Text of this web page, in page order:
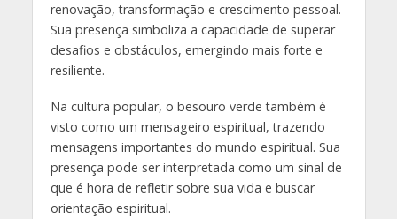
renovação, transformação e crescimento pessoal.
Sua presença simboliza a capacidade de superar
desafios e obstáculos, emergindo mais forte e
resiliente.
Na cultura popular, o besouro verde também é
visto como um mensageiro espiritual, trazendo
mensagens importantes do mundo espiritual. Sua
presença pode ser interpretada como um sinal de
que é hora de refletir sobre sua vida e buscar
orientação espiritual.